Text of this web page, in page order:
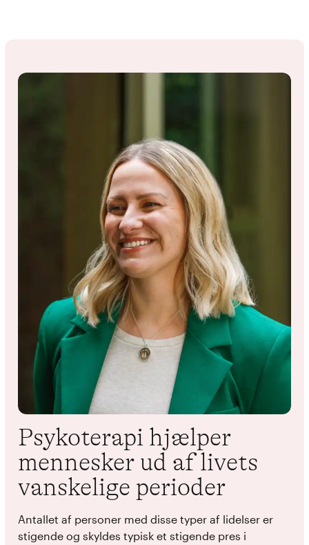
Psykoterapi hjælper
mennesker ud af livets
vanskelige perioder
Antallet af personer med disse typer af lidelser er
stigende og skyldes typisk et stigende pres i